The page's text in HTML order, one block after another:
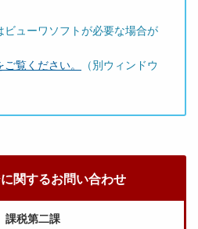
ューワソフトが必要な場合が
覧ください。
（別ウィンドウ
関するお問い合わせ
税第二課